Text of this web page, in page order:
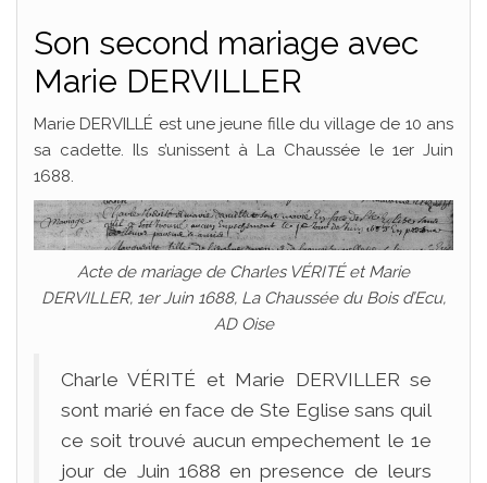
Son second mariage avec
Marie DERVILLER
Marie DERVILLÉ est une jeune fille du village de 10 ans
sa cadette. Ils s’unissent à La Chaussée le 1er Juin
1688.
Acte de mariage de Charles VÉRITÉ et Marie
DERVILLER, 1er Juin 1688, La Chaussée du Bois d’Ecu,
AD Oise
Charle VÉRITÉ et Marie DERVILLER se
sont marié en face de Ste Eglise sans quil
ce soit trouvé aucun empechement le 1e
jour de Juin 1688 en presence de leurs